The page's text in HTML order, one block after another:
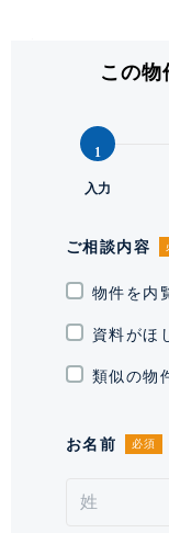
建蔽率
引渡時期
取引形態
次回更新予定日
*「交通/駅徒歩」とは、当
この物
1
入力
ご相談内容
物件を内
資料がほ
類似の物
お名前 必須